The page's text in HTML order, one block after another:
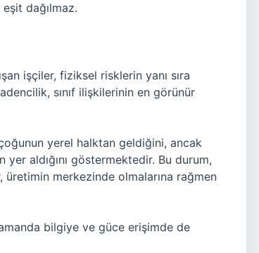
dağılmaz.
işçiler, fiziksel risklerin yanı sıra
sınıf ilişkilerinin en görünür
yerel halktan geldiğini, ancak
aldığını göstermektedir. Bu durum,
merkezinde olmalarına rağmen
bilgiye ve güce erişimde de